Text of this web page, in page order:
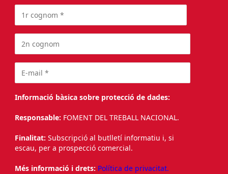
Informació bàsica sobre protecció de dades:
Responsable: FOMENT DEL TREBALL NACIONAL.
Finalitat: Subscripció al butlletí informatiu i, si
escau, per a prospecció comercial.
Més informació i drets: Política de privacitat.